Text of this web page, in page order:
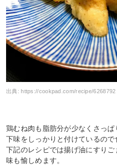
出典:https://cookpad.com/recipe/6268792
鶏むね肉も脂肪分が少なくさっぱ
下味をしっかりと付けているので
下記のレシピでは揚げ油にすり
味も愉しめます。